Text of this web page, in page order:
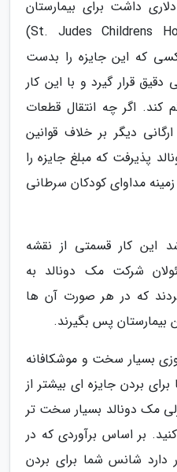
داشت برای بیمارستان
کودکان سنت جود (St. Judes Childrens Hospital)
که این جایزه را بدست
قرار گیرد و با این کار
کند. اگر چه انتقال قطعات
دیگر بر خلاف قوانین
پذیرفت که مبلغ جایزه را
مداوای کودکان سرطانی
کار قسمتی از نقشه
شرکت مک دونالد به
که در هر صورت آن ها
بیمارستان پس بگیرند.
بسیار سخت و موشکافانه
بردن جایزه ای بیشتر از
مک دونالد بسیار سخت تر
بر اساس برآوردی که در
شانس شما برای بردن